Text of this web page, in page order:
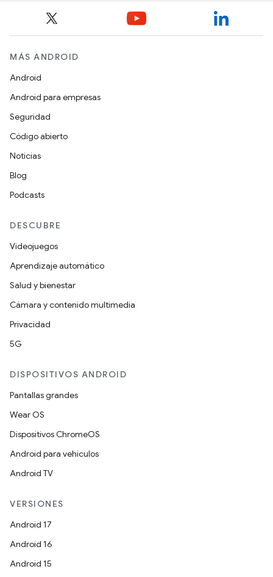
MÁS ANDROID
Android
Android para empresas
Seguridad
Código abierto
Noticias
Blog
Podcasts
DESCUBRE
Videojuegos
Aprendizaje automático
Salud y bienestar
Cámara y contenido multimedia
Privacidad
5G
DISPOSITIVOS ANDROID
Pantallas grandes
Wear OS
Dispositivos ChromeOS
Android para vehículos
Android TV
VERSIONES
Android 17
Android 16
Android 15